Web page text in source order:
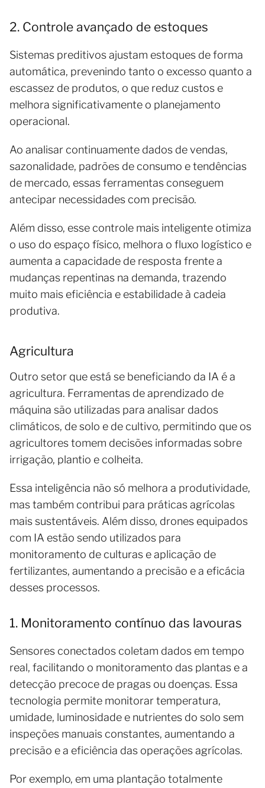
2. Controle avançado de estoques
Sistemas preditivos ajustam estoques de forma
automática, prevenindo tanto o excesso quanto a
escassez de produtos, o que reduz custos e
melhora significativamente o planejamento
operacional.
Ao analisar continuamente dados de vendas,
sazonalidade, padrões de consumo e tendências
de mercado, essas ferramentas conseguem
antecipar necessidades com precisão.
Além disso, esse controle mais inteligente otimiza
o uso do espaço físico, melhora o fluxo logístico e
aumenta a capacidade de resposta frente a
mudanças repentinas na demanda, trazendo
muito mais eficiência e estabilidade à cadeia
produtiva.
Agricultura
Outro setor que está se beneficiando da IA é a
agricultura. Ferramentas de aprendizado de
máquina são utilizadas para analisar dados
climáticos, de solo e de cultivo, permitindo que os
agricultores tomem decisões informadas sobre
irrigação, plantio e colheita.
Essa inteligência não só melhora a produtividade,
mas também contribui para práticas agrícolas
mais sustentáveis. Além disso, drones equipados
com IA estão sendo utilizados para
monitoramento de culturas e aplicação de
fertilizantes, aumentando a precisão e a eficácia
desses processos.
1. Monitoramento contínuo das lavouras
Sensores conectados coletam dados em tempo
real, facilitando o monitoramento das plantas e a
detecção precoce de pragas ou doenças. Essa
tecnologia permite monitorar temperatura,
umidade, luminosidade e nutrientes do solo sem
inspeções manuais constantes, aumentando a
precisão e a eficiência das operações agrícolas.
Por exemplo, em uma plantação totalmente